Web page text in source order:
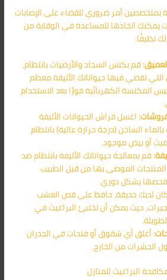
بمتخصصين أمر ضروري للقضاء على الإصابات
يمكنك اتخاذها للمساعدة في الوقاية من
نظيفًا:
قم بكنس السجاد والأرضيات بانتظام،
تقضي فيها حيواناتك الأليفة معظم
المكنسة الكهربائية فورًا بعد الاستخدام
اغسل فراش الحيوانات الأليفة
الساخن (درجة حرارة عالية) بانتظام
أو بيض موجود.
قم بمعالجة حيواناتك الأليفة بانتظام ضد
المنتجات الموصى بها من قبل الطبيب
فحصها بشكل دوري.
كان لديك حديقة، حافظ على قص العشب
حيث يمكن أن تختبئ البراغيث في
أغلق أي شقوق أو فتحات في الجدران
الحشرات من الخارج.